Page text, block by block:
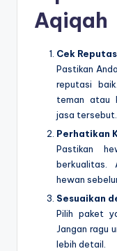
Aqiqah
Cek
Pastikan
reputasi
teman atau
jasa tersebut.
Perhatikan
Pastikan
berkualitas.
hewan
Sesuaikan
Pilih paket
Jangan ragu
lebih detail.